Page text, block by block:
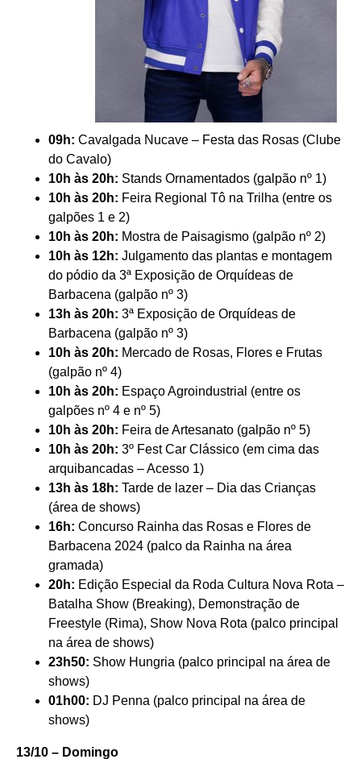
09h: Cavalgada Nucave – Festa das Rosas (Clube
do Cavalo)
10h às 20h: Stands Ornamentados (galpão nº 1)
10h às 20h: Feira Regional Tô na Trilha (entre os
galpões 1 e 2)
10h às 20h: Mostra de Paisagismo (galpão nº 2)
10h às 12h: Julgamento das plantas e montagem
do pódio da 3ª Exposição de Orquídeas de
Barbacena (galpão nº 3)
13h às 20h: 3ª Exposição de Orquídeas de
Barbacena (galpão nº 3)
10h às 20h: Mercado de Rosas, Flores e Frutas
(galpão nº 4)
10h às 20h: Espaço Agroindustrial (entre os
galpões nº 4 e nº 5)
10h às 20h: Feira de Artesanato (galpão nº 5)
10h às 20h: 3º Fest Car Clássico (em cima das
arquibancadas – Acesso 1)
13h às 18h: Tarde de lazer – Dia das Crianças
(área de shows)
16h: Concurso Rainha das Rosas e Flores de
Barbacena 2024 (palco da Rainha na área
gramada)
20h: Edição Especial da Roda Cultura Nova Rota –
Batalha Show (Breaking), Demonstração de
Freestyle (Rima), Show Nova Rota (palco principal
na área de shows)
23h50: Show Hungria (palco principal na área de
shows)
01h00: DJ Penna (palco principal na área de
shows)
13/10 – Domingo